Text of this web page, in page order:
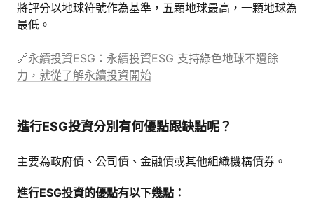
將評分以地球符號作為基準，五顆地球最高，一顆地球為
最低。
🔗永續投資ESG：永續投資ESG 支持綠色地球不遺餘
力，就從了解永續投資開始
進行ESG投資分別有何優點跟缺點呢？
主要為政府債、公司債、金融債或其他組織機構債券。
進行ESG投資的優點有以下幾點：